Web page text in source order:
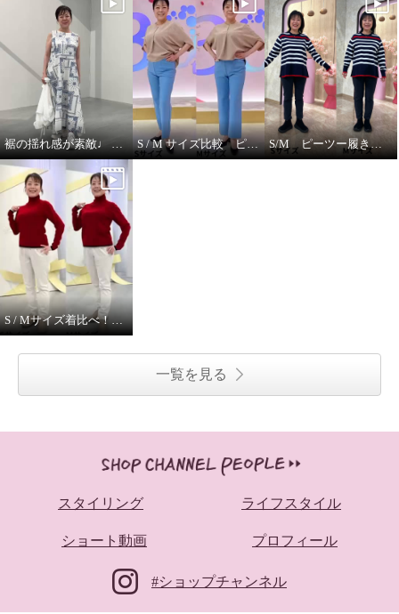
裾の揺れ感が素敵♩ ハヤマブリーズ ワンピース S / M サイズ比較 ピーツー S/M ピーツー履き比べ
S / Mサイズ着比べ！ モカサンジュンコシマダ
一覧を見る
スタイリング ライフスタイル
ショート動画 プロフィール
#ショップチャンネル